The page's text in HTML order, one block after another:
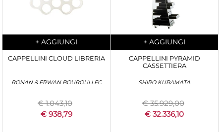
Quantità
+ AGGIUNGI
CAPPELLINI CLOUD LIBRERIA
RONAN & ERWAN BOUROULLEC
€ 1.043,10
€ 938,79
Quantità
+ AGGIUNGI
CAPPELLINI PYRAMID
CASSETTIERA
SHIRO KURAMATA
€ 35.929,00
€ 32.336,10